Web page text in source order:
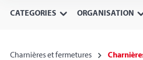
CATEGORIES ORGANISATION
Charnières et fermetures